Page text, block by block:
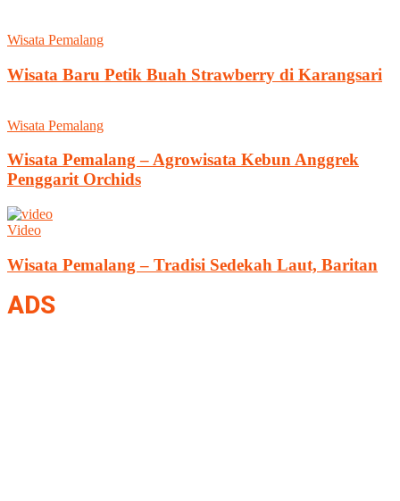
Wisata Pemalang
Wisata Baru Petik Buah Strawberry di Karangsari
Wisata Pemalang
Wisata Pemalang – Agrowisata Kebun Anggrek
Penggarit Orchids
Video
Wisata Pemalang – Tradisi Sedekah Laut, Baritan
ADS